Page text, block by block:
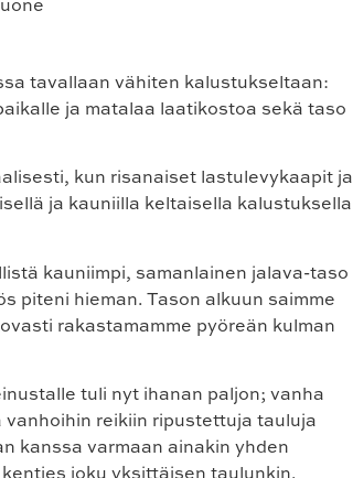
tavallaan vähiten kalustukseltaan:
ja matalaa laatikostoa sekä taso
kun risanaiset lastulevykaapit ja
ja kauniilla keltaisella kalustuksella
kauniimpi, samanlainen jalava-taso
piteni hieman. Tason alkuun saimme
rakastamamme pyöreän kulman
tuli nyt ihanan paljon; vanha
vanhoihin reikiin ripustettuja tauluja
kanssa varmaan ainakin yhden
joku yksittäisen taulunkin.